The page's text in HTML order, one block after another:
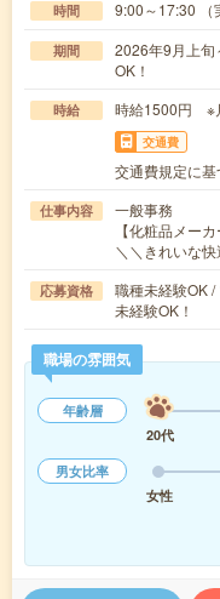
時間 9:00～17:30
期間
2026年9月上
OK！
時給 時給1500円 ※
交通費
交通費規定に
仕事内容
一般事務
【化粧品メー
＼＼きれいな
応募資格
職種未経験OK
未経験OK！
職場の雰囲気
年齢層
20代
男女比率
女性